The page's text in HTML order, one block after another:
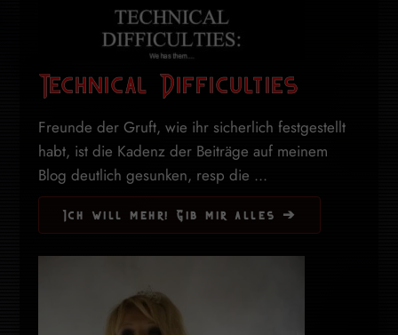
Technical Difficulties
Freunde der Gruft, wie ihr sicherlich festgestellt
habt, ist die Kadenz der Beiträge auf meinem
Blog deutlich gesunken, resp die ...
Ich will mehr! Gib mir alles ➔